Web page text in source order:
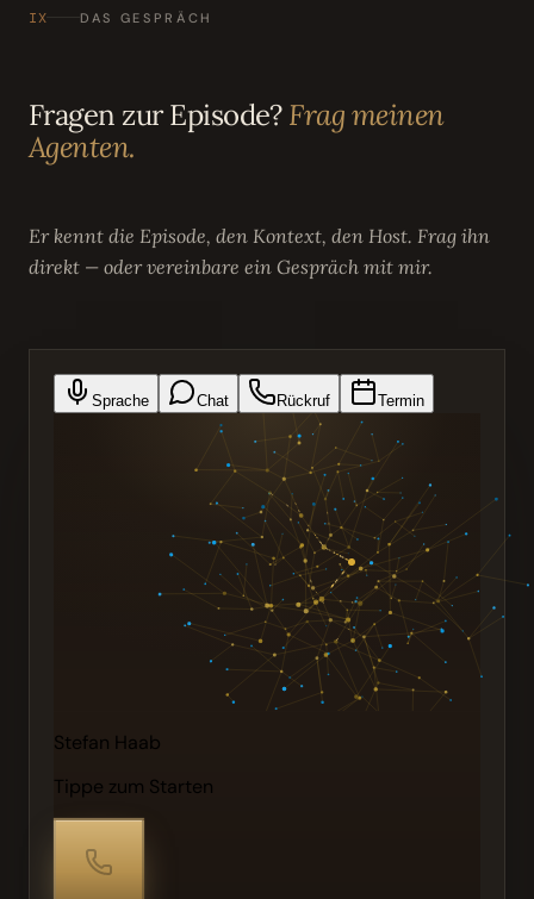
IX DAS GESPRÄCH
Fragen zur Episode?Frag meinen
Agenten.
Er kennt die Episode, den Kontext, den Host. Frag ihn
direkt — oder vereinbare ein Gespräch mit mir.
Sprache Chat Rückruf Termin
Stefan Haab
Tippe zum Starten